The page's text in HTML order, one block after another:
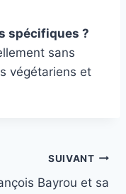
spécifiques ?
sans
végétariens et
SUIVANT
Bayrou et sa